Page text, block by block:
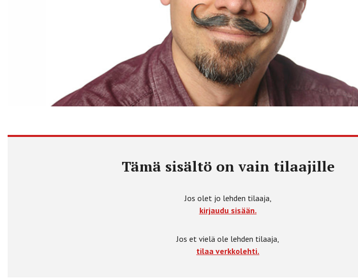
Tämä sisältö on vain tilaajille
Jos olet jo lehden tilaaja,
kirjaudu sisään.
Jos et vielä ole lehden tilaaja,
tilaa verkkolehti.